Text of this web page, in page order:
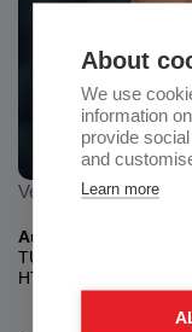
Verfahrenstechnik,
Ausbildung:
TU Wien
HTL Schellinggasse
About
We use
information
provide
and
Learn more